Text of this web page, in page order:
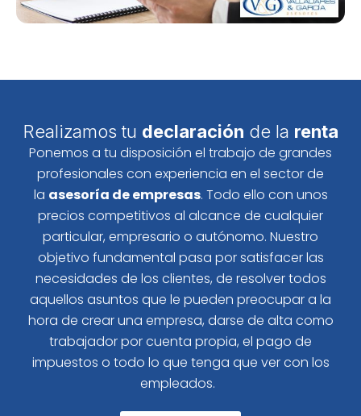
Realizamos tu declaración de la renta
Ponemos a tu disposición el trabajo de grandes
profesionales con experiencia en el sector de
la asesoría de empresas. Todo ello con unos
precios competitivos al alcance de cualquier
particular, empresario o autónomo. Nuestro
objetivo fundamental pasa por satisfacer las
necesidades de los clientes, de resolver todos
aquellos asuntos que le pueden preocupar a la
hora de crear una empresa, darse de alta como
trabajador por cuenta propia, el pago de
impuestos o todo lo que tenga que ver con los
empleados.